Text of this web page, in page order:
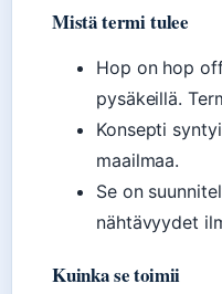
Mistä termi tulee
Hop on hop
pysäkeillä.
Konsepti
maailmaa.
Se on
nähtävyydet
Kuinka se toimii